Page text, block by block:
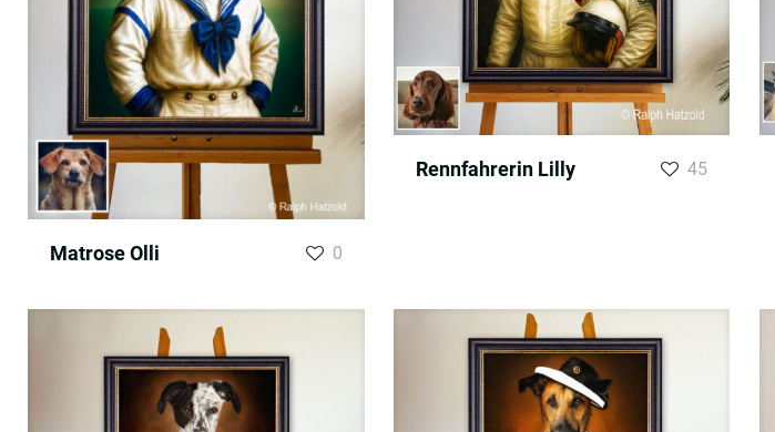
Matrose Olli 0
Rennfahrerin Lilly 45